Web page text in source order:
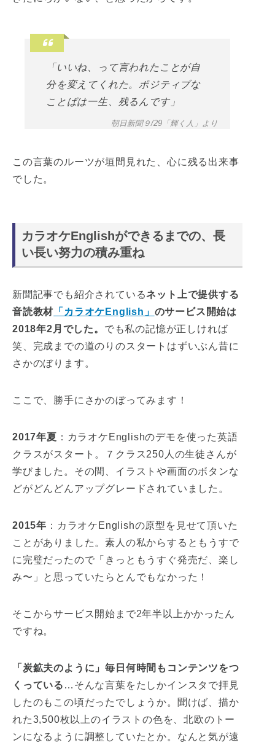
「いいね、って言われたことが自
分を変えてくれた。ポジティブな
ことばは一生、残るんです」
朝日新聞９/29「輝く人」より
この言葉のルーツが垣間見れた、心に残る出来事
でした。
カラオケEnglishができるまでの、長
い長い努力の積み重ね
新聞記事でも紹介されているネット上で提供する
音読教材 「カラオケEnglish」 のサービス開始は
2018年2月でした。 でも私の記憶が正しければ
笑、完成までの道のりのスタートはずいぶん昔に
さかのぼります。
ここで、勝手にさかのぼってみます！
2017年夏 ：カラオケEnglishのデモを使った英語
クラスがスタート。７クラス250人の生徒さんが
学びました。その間、イラストや画面のボタンな
どがどんどんアップグレードされていました。
2015年 ：カラオケEnglishの原型を見せて頂いた
ことがありました。素人の私からするともうすで
に完璧だったので「きっともうすぐ発売だ、楽し
み〜」と思っていたらとんでもなかった！
そこからサービス開始まで2年半以上かかったん
ですね。
「炭鉱夫のように」毎日何時間もコンテンツをつ
くっている …そんな言葉をたしかインスタで拝見
したのもこの頃だったでしょうか。聞けば、描か
れた3,500枚以上のイラストの色を、北欧のトー
ンになるように調整していたとか。なんと気が遠